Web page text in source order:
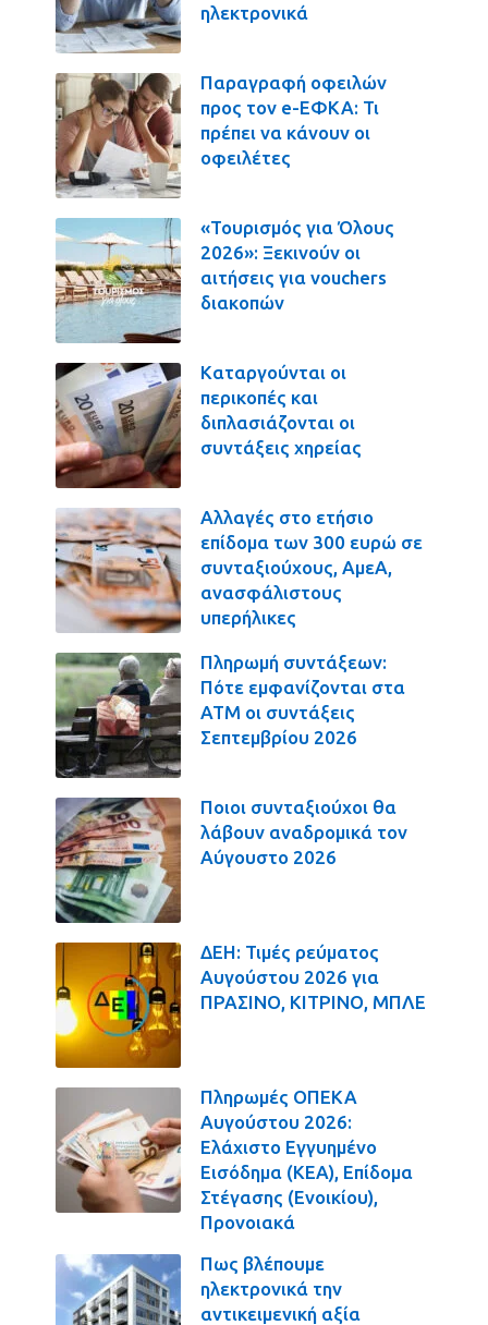
ηλεκτρονικά
Παραγραφή οφειλών
προς τον e-ΕΦΚΑ: Τι
πρέπει να κάνουν οι
οφειλέτες
«Τουρισμός για Όλους
2026»: Ξεκινούν οι
αιτήσεις για vouchers
διακοπών
Καταργούνται οι
περικοπές και
διπλασιάζονται οι
συντάξεις χηρείας
Αλλαγές στο ετήσιο
επίδομα των 300 ευρώ σε
συνταξιούχους, ΑμεΑ,
ανασφάλιστους
υπερήλικες
Πληρωμή συντάξεων:
Πότε εμφανίζονται στα
ΑΤΜ οι συντάξεις
Σεπτεμβρίου 2026
Ποιοι συνταξιούχοι θα
λάβουν αναδρομικά τον
Αύγουστο 2026
ΔΕΗ: Τιμές ρεύματος
Αυγούστου 2026 για
ΠΡΑΣΙΝΟ, ΚΙΤΡΙΝΟ, ΜΠΛΕ
Πληρωμές ΟΠΕΚΑ
Αυγούστου 2026:
Ελάχιστο Εγγυημένο
Εισόδημα (ΚΕΑ), Επίδομα
Στέγασης (Ενοικίου),
Προνοιακά
Πως βλέπουμε
ηλεκτρονικά την
αντικειμενική αξία